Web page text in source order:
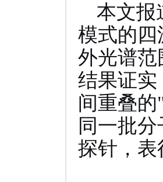
本文报
模式的四
外光谱范
结果证实
间重叠
同一批
探针，表